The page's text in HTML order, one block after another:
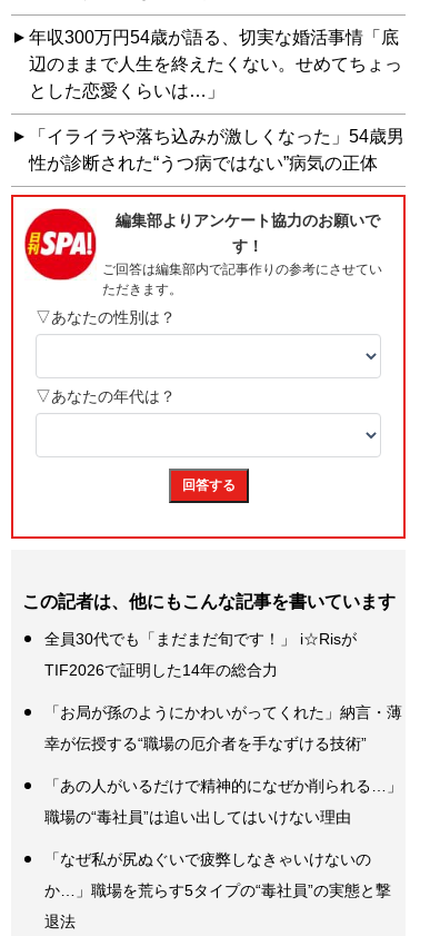
年収300万円54歳が語る、切実な婚活事情「底
辺のままで人生を終えたくない。せめてちょっ
とした恋愛くらいは…」
「イライラや落ち込みが激しくなった」54歳男
性が診断された“うつ病ではない”病気の正体
この記者は、他にもこんな記事を書いています
全員30代でも「まだまだ旬です！」 i☆Risが
TIF2026で証明した14年の総合力
「お局が孫のようにかわいがってくれた」納言・薄
幸が伝授する“職場の厄介者を手なずける技術”
「あの人がいるだけで精神的になぜか削られる…」
職場の“毒社員”は追い出してはいけない理由
「なぜ私が尻ぬぐいで疲弊しなきゃいけないの
か…」職場を荒らす5タイプの“毒社員”の実態と撃
退法